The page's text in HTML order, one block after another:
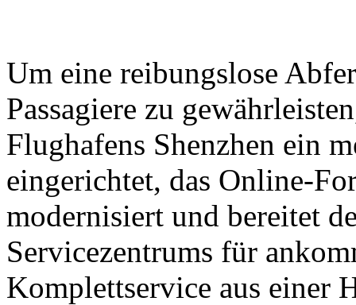
Um eine reibungslose
Passagiere zu
Flughafens Shenzhen ein
eingerichtet, das Online-
modernisiert und bereitet
Servicezentrums für
Komplettservice aus einer